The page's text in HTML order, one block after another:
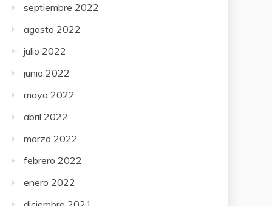
septiembre 2022
agosto 2022
julio 2022
junio 2022
mayo 2022
abril 2022
marzo 2022
febrero 2022
enero 2022